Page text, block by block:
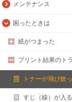
メンテナンス
困ったときは
紙がつまった
プリント結果のト
トナーが飛び散
すじ（線）が入る